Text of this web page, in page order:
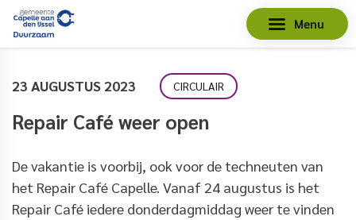
Menu
23 AUGUSTUS 2023 CIRCULAIR
Repair Café weer open
De vakantie is voorbij, ook voor de techneuten van
het Repair Café Capelle. Vanaf 24 augustus is het
Repair Café iedere donderdagmiddag weer te vinden